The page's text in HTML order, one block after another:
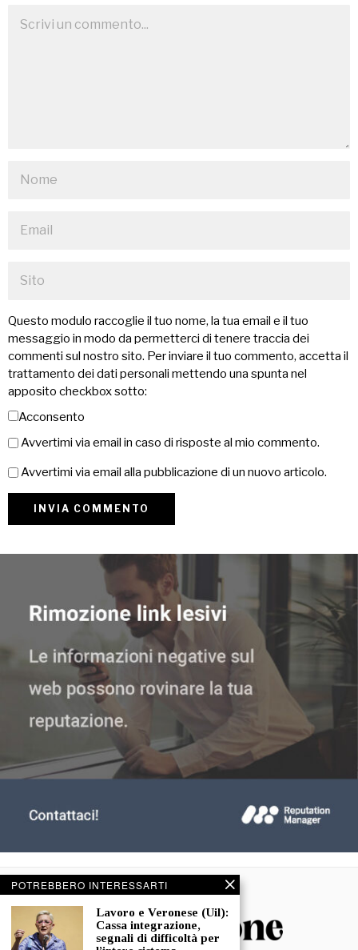
Questo modulo raccoglie il tuo nome, la tua email e il tuo
messaggio in modo da permetterci di tenere traccia dei
commenti sul nostro sito. Per inviare il tuo commento, accetta il
trattamento dei dati personali mettendo una spunta nel
apposito checkbox sotto:
Acconsento
Avvertimi via email in caso di risposte al mio commento.
Avvertimi via email alla pubblicazione di un nuovo articolo.
POTREBBERO INTERESSARTI
Lavoro e Veronese (Uil):
Cassa integrazione,
segnali di difficoltà per